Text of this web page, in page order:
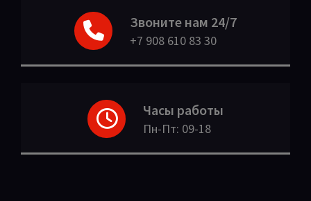
Звоните нам 24/7
+7 908 610 83 30
Часы работы
Пн-Пт: 09-18